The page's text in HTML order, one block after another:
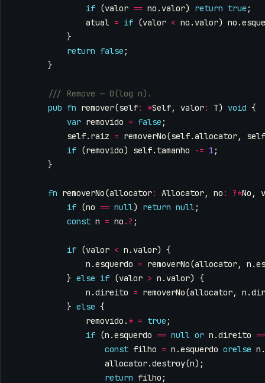
if (valor == no . valor) return true ;
atual = if (valor < no . valor) no .
}
return false ;
}
pub fn remover(self: *Self, valor: T) void {
var removido = false ;
self. raiz = removerNo(self.allocator,
self
if (removido) self. tamanho -= 1 ;
}
fn removerNo(allocator: Allocator, no : ?*No ,
if (no == null) return null;
const n = no . ? ;
if (valor < n . valor) {
n .esquerdo = removerNo(allocator, n .
} else if (valor > n . valor) {
n .direito = removerNo(allocator, n .
} else {
removido . * = true ;
if (n .esquerdo == null or n .direito ==
const filho = n .esquerdo orelse n .
allocator.destroy(n);
return filho ;